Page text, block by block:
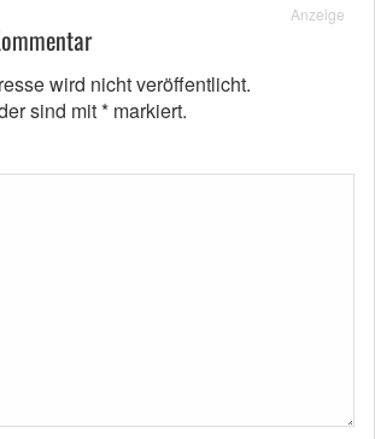
Anzeige
wird nicht veröffentlicht.
sind mit* markiert.